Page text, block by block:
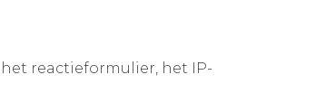
reactieformulier, het IP-